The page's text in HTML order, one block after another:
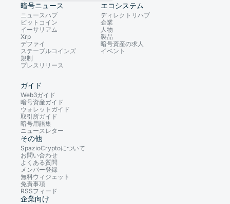
暗号ニュース
ニュースハブ
ビットコイン
イーサリアム
Xrp
デファイ
ステーブルコインズ
規制
プレスリリース
エコシステム
ディレクトリハブ
企業
人物
製品
暗号資産の求人
イベント
ガイド
Web3ガイド
暗号資産ガイド
ウォレットガイド
取引所ガイド
暗号用語集
ニュースレター
その他
SpazioCryptoについて
お問い合わせ
よくある質問
メンバー登録
無料ウィジェット
免責事項
RSSフィード
企業向け